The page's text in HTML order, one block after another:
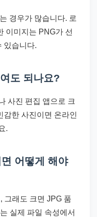
경우가 많습니다. 로
이미지는 PNG가 선
있습니다.
도 되나요?
사진 편집 앱으로 크
감한 사진이면 온라인
.
어떻게 해야
그래도 크면 JPG 품
실제 파일 속성에서